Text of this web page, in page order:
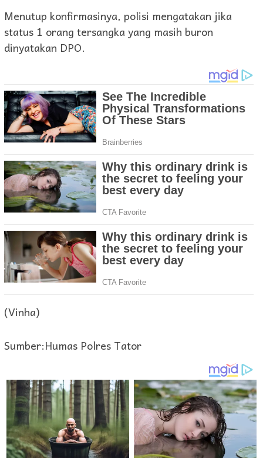
Menutup konfirmasinya, polisi mengatakan jika
status 1 orang tersangka yang masih buron
dinyatakan DPO.
(Vinha)
Sumber:Humas Polres Tator